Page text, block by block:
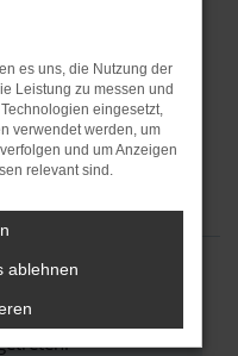
Haus steigt, setzt auf
einen dauerhaften
es uns, die Nutzung der
Leistung zu messen und
eingesetzt,
verwendet werden, um
und um Anzeigen
relevant sind.
ablehnen